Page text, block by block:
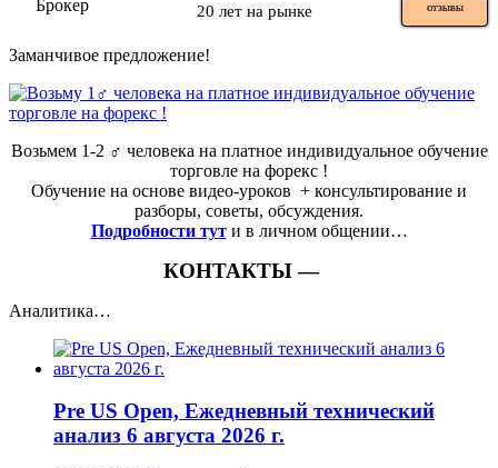
20 лет на рынке ОТЗЫВЫ
Заманчивое предложение!
Возьмем 1-2 ‍♂️ человека на платное индивидуальное обучение
торговле на форекс !
Обучение на основе видео-уроков ️ + консультирование и
разборы, советы, обсуждения.
Подробности тут и в личном общении…
КОНТАКТЫ —
Аналитика…
Pre US Open, Ежедневный технический
анализ 6 августа 2026 г.